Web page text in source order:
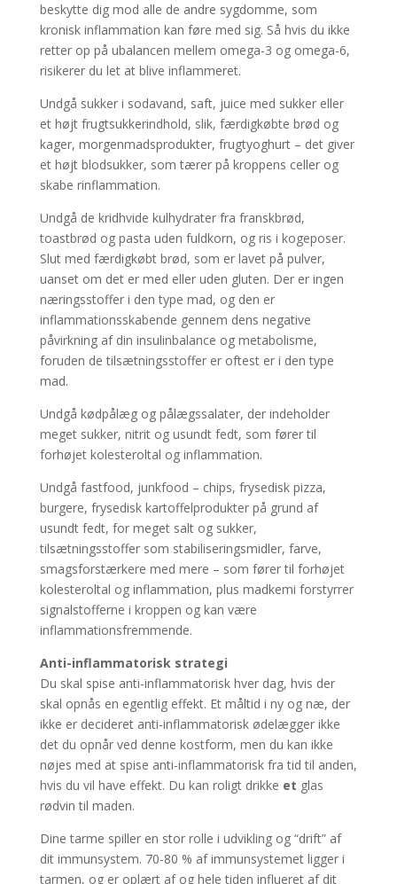
beskytte dig mod alle de andre sygdomme, som
kronisk inflammation kan føre med sig. Så hvis du ikke
retter op på ubalancen mellem omega-3 og omega-6,
risikerer du let at blive inflammeret.
Undgå sukker i sodavand, saft, juice med sukker eller
et højt frugtsukkerindhold, slik, færdigkøbte brød og
kager, morgenmadsprodukter, frugtyoghurt – det giver
et højt blodsukker, som tærer på kroppens celler og
skabe rinflammation.
Undgå de kridhvide kulhydrater fra franskbrød,
toastbrød og pasta uden fuldkorn, og ris i kogeposer.
Slut med færdigkøbt brød, som er lavet på pulver,
uanset om det er med eller uden gluten. Der er ingen
næringsstoffer i den type mad, og den er
inflammationsskabende gennem dens negative
påvirkning af din insulinbalance og metabolisme,
foruden de tilsætningsstoffer er oftest er i den type
mad.
Undgå kødpålæg og pålægssalater, der indeholder
meget sukker, nitrit og usundt fedt, som fører til
forhøjet kolesteroltal og inflammation.
Undgå fastfood, junkfood – chips, frysedisk pizza,
burgere, frysedisk kartoffelprodukter på grund af
usundt fedt, for meget salt og sukker,
tilsætningsstoffer som stabiliseringsmidler, farve,
smagsforstærkere med mere – som fører til forhøjet
kolesteroltal og inflammation, plus madkemi forstyrrer
signalstofferne i kroppen og kan være
inflammationsfremmende.
Anti-inflammatorisk strategi
Du skal spise anti-inflammatorisk hver dag, hvis der
skal opnås en egentlig effekt. Et måltid i ny og næ, der
ikke er decideret anti-inflammatorisk ødelægger ikke
det du opnår ved denne kostform, men du kan ikke
nøjes med at spise anti-inflammatorisk fra tid til anden,
hvis du vil have effekt. Du kan roligt drikke et glas
rødvin til maden.
Dine tarme spiller en stor rolle i udvikling og “drift” af
dit immunsystem. 70-80 % af immunsystemet ligger i
tarmen, og er oplært af og hele tiden influeret af dit